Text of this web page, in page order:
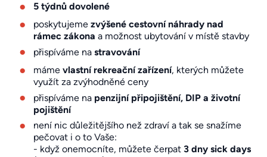
5 týdnů dovolené
poskytujeme zvýšené cestovní náhrady nad
rámec zákona a možnost ubytování v místě stavby
přispíváme na stravování
máme vlastní rekreační zařízení, kterých můžete
využít za zvýhodněné ceny
přispíváme na penzijní připojištění, DIP a životní
pojištění
není nic důležitějšího než zdraví a tak se snažíme
pečovat i o to Vaše:
- když onemocníte, můžete čerpat 3 dny sick days